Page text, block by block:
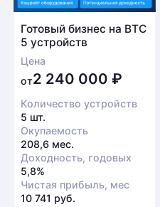
Безналичный
Это единственный
заказ оформляется на
При получении заказа
доверенность от
для удостоверения
Доставка
Готовый бизнес на BTC
5 устройств
Цена
от2 240 000 ₽
Количество устройств
5 шт.
Окупаемость
208,6 мес.
Доходность, годовых
5,8%
Чистая прибыль, мес
10 741 руб.